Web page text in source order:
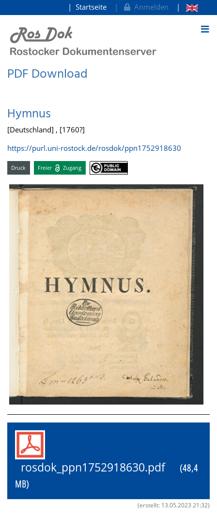
zum Inhalt
Startseite Anmelden
PDF Download
Hymnus
[Deutschland] , [1760?]
https://purl.uni-rostock.de/rosdok/ppn1752918630
Druck Freier Zugang
rosdok_ppn1752918630.pdf
(48,4
MB)
(erstellt: 13.05.2023 21:32)